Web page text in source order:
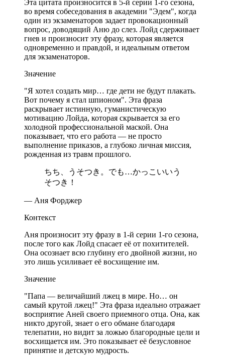
Эта цитата произносится в 5-й серии 1-го сезона,
во время собеседования в академии "Эдем", когда
один из экзаменаторов задает провокационный
вопрос, доводящий Аню до слез. Лойд сдерживает
гнев и произносит эту фразу, которая является
одновременно и правдой, и идеальным ответом
для экзаменаторов.
Значение
"Я хотел создать мир… где дети не будут плакать.
Вот почему я стал шпионом". Эта фраза
раскрывает истинную, гуманистическую
мотивацию Лойда, которая скрывается за его
холодной профессиональной маской. Она
показывает, что его работа — не просто
выполнение приказов, а глубоко личная миссия,
рожденная из травм прошлого.
ちち、うそつき。でも…かっこいいう
そつき！
— Аня Форджер
Контекст
Аня произносит эту фразу в 1-й серии 1-го сезона,
после того как Лойд спасает её от похитителей.
Она осознает всю глубину его двойной жизни, но
это лишь усиливает её восхищение им.
Значение
"Папа — величайший лжец в мире. Но… он
самый крутой лжец!" Эта фраза идеально отражает
восприятие Аней своего приемного отца. Она, как
никто другой, знает о его обмане благодаря
телепатии, но видит за ложью благородные цели и
восхищается им. Это показывает её безусловное
принятие и детскую мудрость.